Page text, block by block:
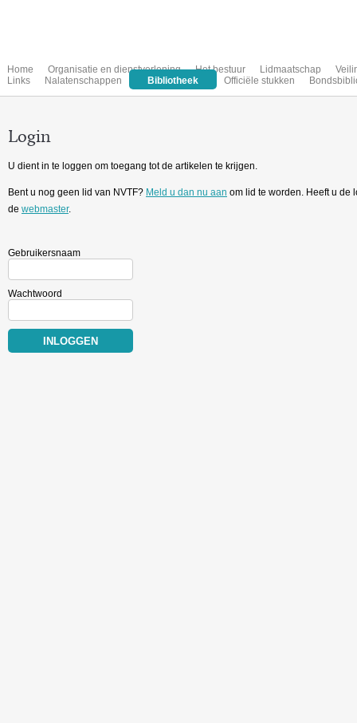
Home Organisatie en dienstverlening Het bestuur Lidmaatschap
Links
Nalatenschappen Bibliotheek Officiële stukken
Login
U dient in te loggen om toegang tot de artikelen te krijgen.
Bent u nog geen lid van NVTF? Meld u dan nu aan om lid te worden. Heeft u de
de webmaster.
Gebruikersnaam
Wachtwoord